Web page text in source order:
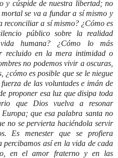
y cúspide de nuestra libertad; no
se va a fundar a sí mismo y
reconciliar a sí mismo? ¿Cómo es
público sobre la realidad
humana? ¿Cómo lo más
recluido en la mera intimidad o
no podemos vivir a oscuras,
¿cómo es posible que se le niegue
de las voluntades e imán de
proponer esa luz que disipa toda
que Dios vuelva a resonar
que esa palabra santa no
no se pervierta haciéndola servir
Es menester que se profiera
percibamos así en la vida de cada
en el amor fraterno y en las